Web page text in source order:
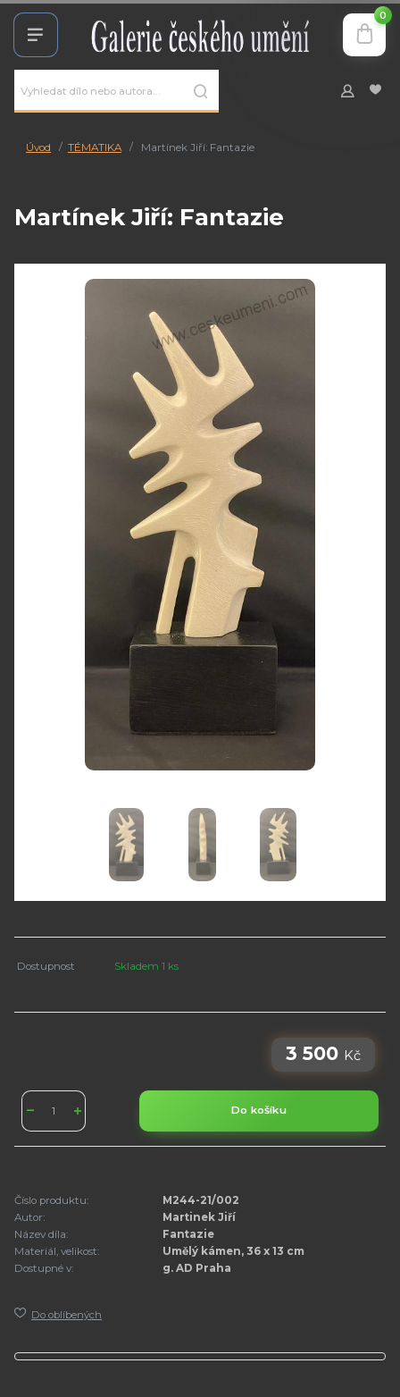
0
Úvod TÉMATIKA Martínek Jiří: Fantazie
Martínek Jiří: Fantazie
Dostupnost Skladem 1 ks
3 500 Kč
Do košíku
Číslo produktu:
M244-21/002
Autor:
Martinek Jiří
Název díla:
Fantazie
Materiál, velikost:
Umělý kámen, 36 x 13 cm
Dostupné v:
g. AD Praha
Do oblíbených